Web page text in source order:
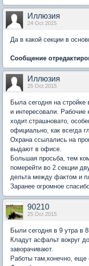
Иллюзия
24 Oct 2015
Да в какой секции в
Сообщение
Иллюзия
25 Oct 2015
Была сегодня на
и интересовали. Рабочие
ходит.страшновато,
официально, как всегда
Охрана ссылались на
выдают в офисе.
Большая просьба, тем
померейти во 2 секции
дельта между фактом и
Заранее огромное
90210
25 Oct 2015
Были сегодня в 9 утра в
Кладут асфальт вокруг
заворачивают.
Работы там,конечно, еще